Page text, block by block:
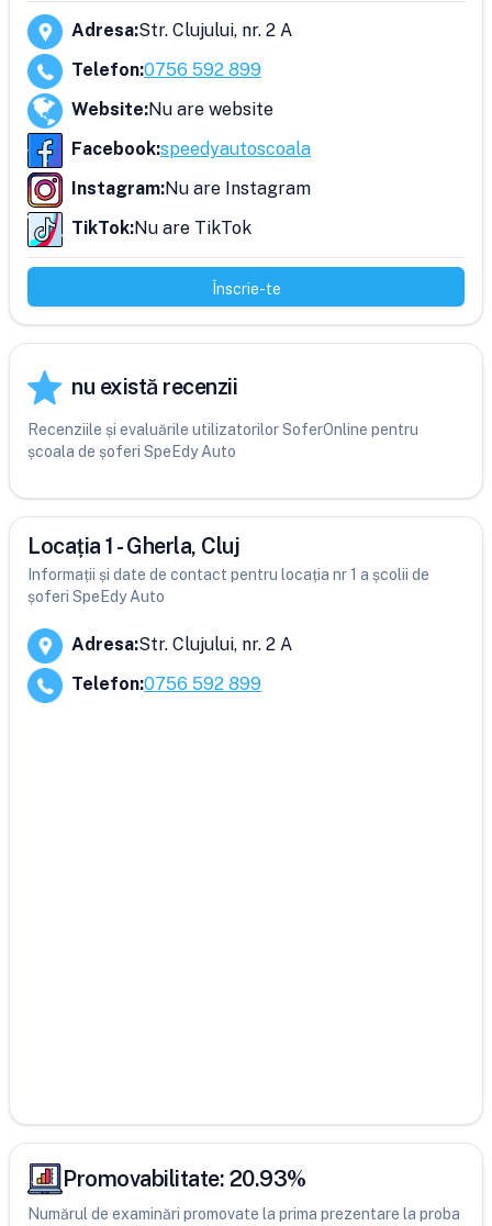
Adresa:Str. Clujului, nr. 2 A
Telefon:0756 592 899
Website:Nu are website
Facebook:speedyautoscoala
Instagram:Nu are Instagram
TikTok:Nu are TikTok
Înscrie-te
nu există recenzii
Recenziile și evaluările utilizatorilor SoferOnline pentru
școala de șoferi SpeEdy Auto
Locația 1 - Gherla, Cluj
Informații și date de contact pentru locația nr 1 a școlii de
șoferi SpeEdy Auto
Adresa:Str. Clujului, nr. 2 A
Telefon:0756 592 899
Promovabilitate: 20.93%
Numărul de examinări promovate la prima prezentare la proba